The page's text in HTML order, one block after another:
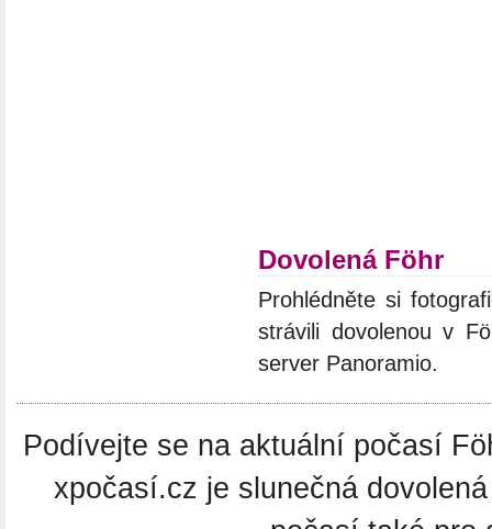
Dovolená Föhr
Prohlédněte si
strávili dovolenou v
server Panoramio.
Podívejte se na aktuální počasí
xpočasí.cz je slunečná